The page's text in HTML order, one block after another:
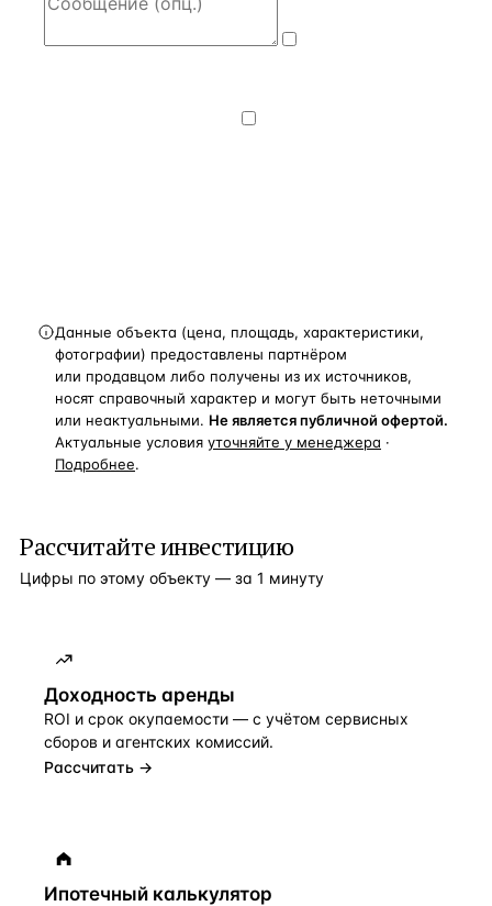
Данные объекта (цена, площадь, характеристики,
фотографии) предоставлены партнёром
или продавцом либо получены из их источников,
носят справочный характер и могут быть неточными
или неактуальными. Не является публичной офертой.
Актуальные условия уточняйте у менеджера ·
Подробнее.
Рассчитайте инвестицию
Цифры по этому объекту — за 1 минуту
Доходность аренды
ROI и срок окупаемости — с учётом сервисных
сборов и агентских комиссий.
Рассчитать →
Ипотечный калькулятор